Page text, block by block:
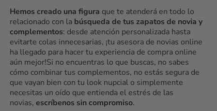
Hemos creado una figura que te atenderá en todo lo
relacionado con la búsqueda de tus zapatos de novia y
complementos: desde atención personalizada hasta
evitarte colas innecesarias, ¡tu asesora de novias online
ha llegado para hacer tu experiencia de compra online
aún mejor!Si no encuentras lo que buscas, no sabes
cómo combinar tus complementos, no estás segura de
que vayan bien con tu look nupcial o simplemente
necesitas un oído que entienda el estrés de las
novias, escríbenos sin compromiso.